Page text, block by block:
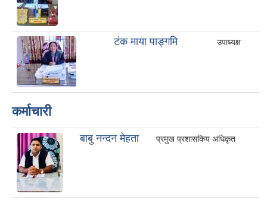
टंक माया पाङ्गमि उपाध्यक्ष
कर्माचारी
बाबु नन्दन मेहता प्रमुख प्रशासकिय अधिकृत